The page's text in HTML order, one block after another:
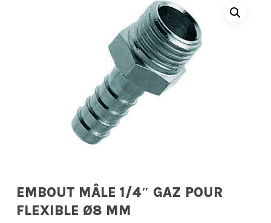
EMBOUT MÂLE 1/4″ GAZ POUR
FLEXIBLE Ø8 MM